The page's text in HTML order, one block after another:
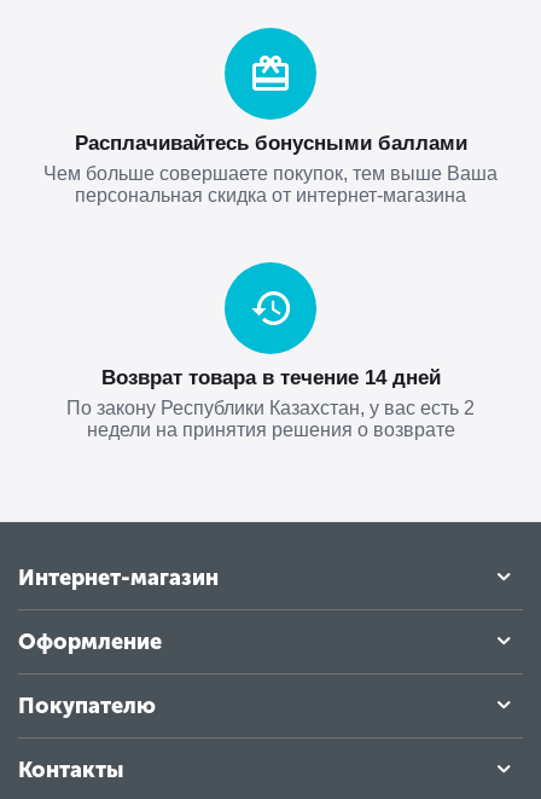
Расплачивайтесь бонусными баллами
Чем больше совершаете покупок, тем выше Ваша
персональная скидка от интернет-магазина
Возврат товара в течение 14 дней
По закону Республики Казахстан, у вас есть 2
недели на принятия решения о возврате
Интернет-магазин
Оформление
Покупателю
Контакты